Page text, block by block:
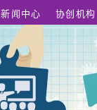
新闻中心 协创机构